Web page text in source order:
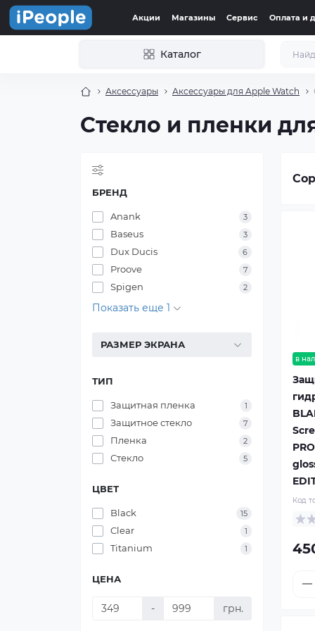
Акции Магазины Сервис Оплата и
Каталог
Аксессуары Аксессуары для Apple Watch
Стекло и пленки
БРЕНД
Anank 3
Baseus 3
Dux Ducis 6
Proove 7
Spigen 2
Показать еще 1
РАЗМЕР ЭКРАНА
ТИП
Защитная пленка 1
Защитное стекло 7
Пленка 2
Стекло 5
ЦВЕТ
Black 15
Clear 1
Titanium 1
ЦЕНА
- грн.
в
Код